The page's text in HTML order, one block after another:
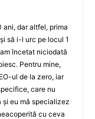
ani, dar altfel, prima
să i-l urc pe locul 1
încetat niciodată
Pentru mine,
ul de la zero, iar
care nu
și eu mă specializez
cu ceva